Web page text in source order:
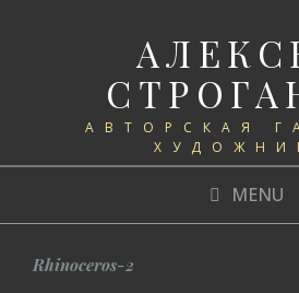
АВТОРСКАЯ
MENU
Rhinoceros-2